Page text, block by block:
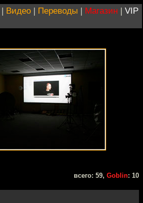
| Видео | Переводы | Магазин | VIP
всего: 59, Goblin: 10